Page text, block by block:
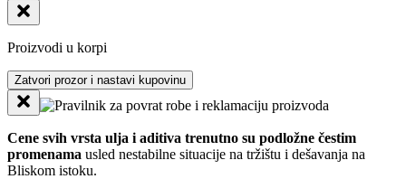
Proizvodi u korpi
Zatvori prozor i nastavi kupovinu
Cene svih vrsta ulja i aditiva trenutno su podložne čestim
promenama usled nestabilne situacije na tržištu i dešavanja na
Bliskom istoku.